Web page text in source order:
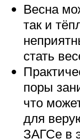
Весна
так и
стать
поры
что
для
ЗАГСе в